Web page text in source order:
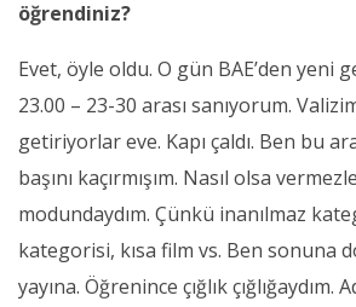
öğrendiniz?
Evet, öyle oldu. O gün BAE’den yeni
23.00 – 23-30 arası sanıyorum.
getiriyorlar eve. Kapı çaldı. Ben bu
başını kaçırmışım. Nasıl olsa
modundaydım. Çünkü inanılmaz
kategorisi, kısa film vs. Ben sonuna
yayına. Öğrenince çığlık çığlığaydım.